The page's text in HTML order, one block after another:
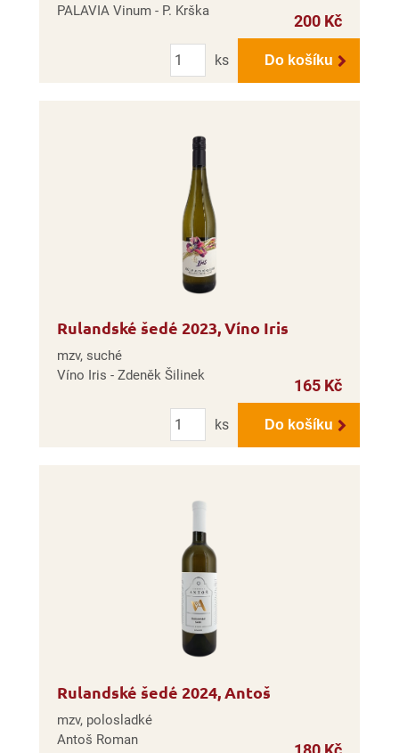
PALAVIA Vinum - P. Krška
200 Kč
Počet
ks
Do košíku
Rulandské šedé 2023, Víno Iris
mzv, suché
Víno Iris - Zdeněk Šilinek
165 Kč
Počet
ks
Do košíku
Rulandské šedé 2024, Antoš
mzv, polosladké
Antoš Roman